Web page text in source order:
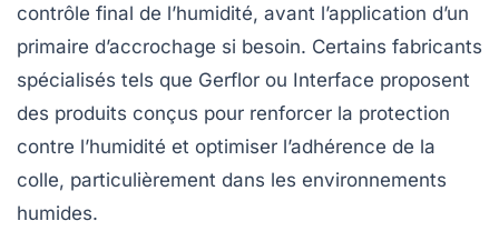
contrôle final de l’humidité, avant l’application d’un
primaire d’accrochage si besoin. Certains fabricants
spécialisés tels que Gerflor ou Interface proposent
des produits conçus pour renforcer la protection
contre l’humidité et optimiser l’adhérence de la
colle, particulièrement dans les environnements
humides.